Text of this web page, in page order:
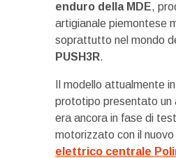
enduro della MDE,
artigianale piemontese
soprattutto nel mondo
PUSH3R.
Il modello attualmente
prototipo presentato un
era ancora in fase di
motorizzato con il nuovo
elettrico centrale